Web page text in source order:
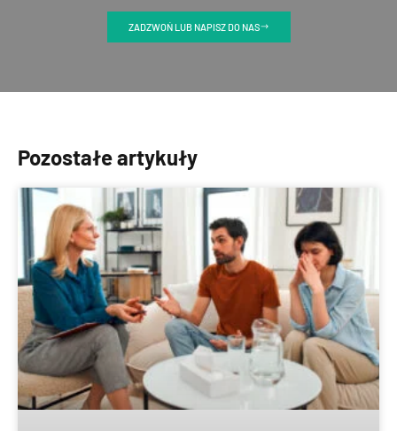
ZADZWOŃ LUB NAPISZ DO NAS
Pozostałe artykuły